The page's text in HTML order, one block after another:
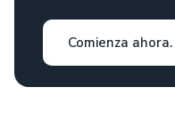
Comienza ahora.